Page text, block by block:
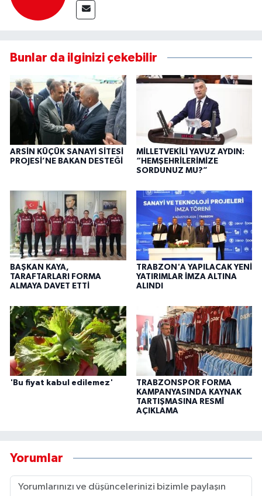
Bunlar da ilginizi çekebilir
ARSİN KÜÇÜK SANAYİ SİTESİ
PROJESİ’NE BAKAN DESTEĞİ
MİLLETVEKİLİ YAVUZ AYDIN:
“HEMŞEHRİLERİMİZE
SORDUNUZ MU?”
BAŞKAN KAYA,
TARAFTARLARI FORMA
ALMAYA DAVET ETTİ
TRABZON'A YAPILACAK YENİ
YATIRIMLAR İMZA ALTINA
ALINDI
'Bu fiyat kabul edilemez'
TRABZONSPOR FORMA
KAMPANYASINDA KAYNAK
TARTIŞMASINA RESMÎ
AÇIKLAMA
Yorumlar